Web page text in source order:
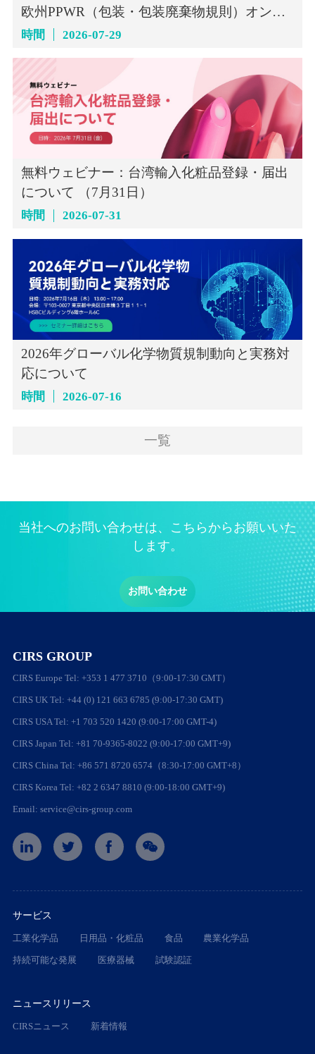
欧州PPWR（包装・包装廃棄物規則）オンラ
インセミナー（7月29日）
時間 2026-07-29
無料ウェビナー：台湾輸入化粧品登録・届出
について （7月31日）
時間 2026-07-31
2026年グローバル化学物質規制動向と実務対
応について
時間 2026-07-16
一覧
当社へのお問い合わせは、こちらからお願いいた
します。
お問い合わせ
CIRS GROUP
CIRS Europe Tel: +353 1 477 3710（9:00-17:30 GMT）
CIRS UK Tel: +44 (0) 121 663 6785 (9:00-17:30 GMT)
CIRS USA Tel: +1 703 520 1420 (9:00-17:00 GMT-4)
CIRS Japan Tel: +81 70-9365-8022 (9:00-17:00 GMT+9)
CIRS China Tel: +86 571 8720 6574（8:30-17:00 GMT+8）
CIRS Korea Tel: +82 2 6347 8810 (9:00-18:00 GMT+9)
Email: service@cirs-group.com
サービス
工業化学品 日用品・化粧品 食品 農業化学品
持続可能な発展 医療器械 試験認証
ニュースリリース
CIRSニュース 新着情報